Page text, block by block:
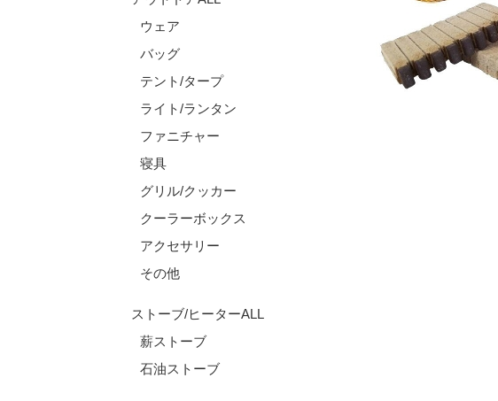
ウェア
バッグ
テント/タープ
ライト/ランタン
ファニチャー
寝具
グリル/クッカー
クーラーボックス
アクセサリー
その他
ストーブ/ヒーターALL
薪ストーブ
石油ストーブ